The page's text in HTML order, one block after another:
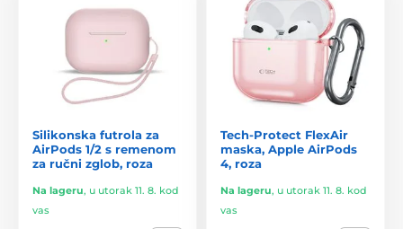
Silikonska futrola za
AirPods 1/2 s remenom
za ručni zglob, roza
Na lageru, u utorak 11. 8. kod
vas
Tech-Protect FlexAir
maska, Apple AirPods
4, roza
Na lageru, u utorak 11. 8. kod
vas